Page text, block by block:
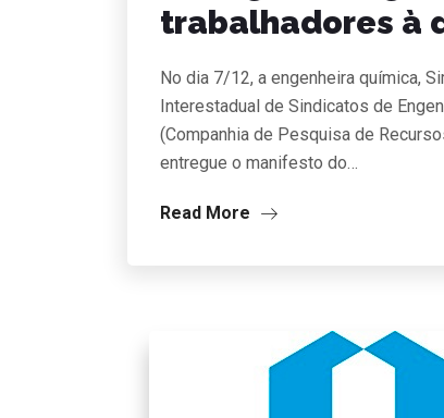
trabalhadores à
No dia 7/12, a engenheira química,
Interestadual de Sindicatos de
(Companhia de Pesquisa de
entregue o manifesto do…
Read More